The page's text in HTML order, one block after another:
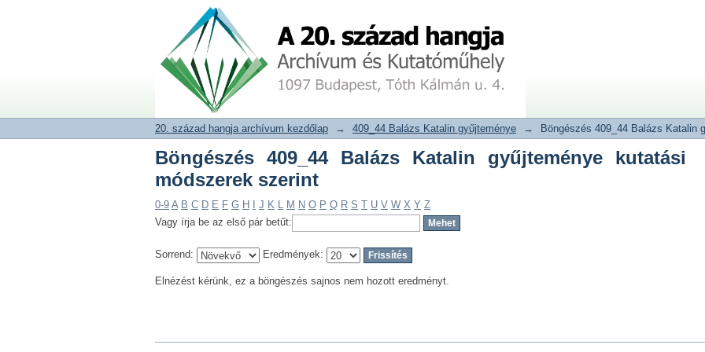
Böngészés 409_44 Balázs Katalin gyűjteménye kutatási
20. század hangja archívum adattár
20. század hangja archívum kezdőlap → 409_44 Balázs Katalin gyűjteménye → Böngészés 409_44 Balázs Katalin
Böngészés 409_44 Balázs Katalin gyűjteménye kutatási
módszerek szerint
0-9 A B C D E F G H J K L M N O P Q R S T U V W X Y Z
Vagy írja be az első pár betűt:
Sorrend: Eredmények:
Elnézést kérünk, ez a böngészés sajnos nem hozott eredményt.